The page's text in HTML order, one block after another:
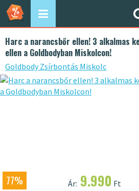
Harc a narancsbőr ellen! 3 alkalmas
ellen a Goldbodyban Miskolcon!
Goldbody Zsírbontás Miskolc
77% Ár: 9.990 Ft